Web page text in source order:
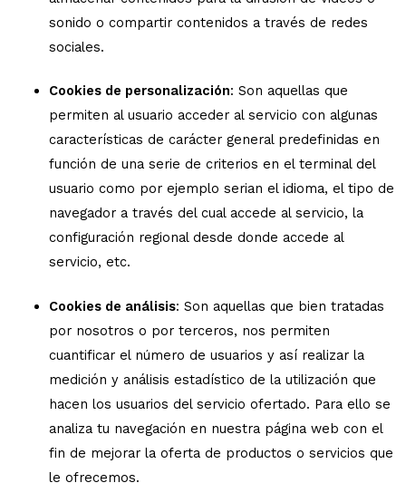
sonido o compartir contenidos a través de redes
sociales.
Cookies de personalización: Son aquellas que
permiten al usuario acceder al servicio con algunas
características de carácter general predefinidas en
función de una serie de criterios en el terminal del
usuario como por ejemplo serian el idioma, el tipo de
navegador a través del cual accede al servicio, la
configuración regional desde donde accede al
servicio, etc.
Cookies de análisis: Son aquellas que bien tratadas
por nosotros o por terceros, nos permiten
cuantificar el número de usuarios y así realizar la
medición y análisis estadístico de la utilización que
hacen los usuarios del servicio ofertado. Para ello se
analiza tu navegación en nuestra página web con el
fin de mejorar la oferta de productos o servicios que
le ofrecemos.